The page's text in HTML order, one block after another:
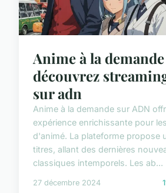
Anime à la
découvrez
sur adn
Anime à la demande sur ADN
expérience enrichissante pour
d'animé. La plateforme propose
titres, allant des dernières
classiques intemporels. Les ab...
27 décembre 2024